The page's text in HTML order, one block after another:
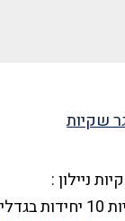
ניילון :